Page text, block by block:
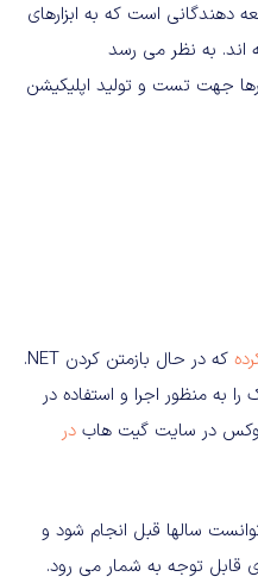
دهندگانی است که به ابزارهای
اند. به نظر می رسد
جهت تست و تولید اپلیکیشن
که در حال بازمتن کردن NET.
به منظور اجرا و استفاده در
در
سالها قبل انجام شود و
قابل توجه به شمار می رود.